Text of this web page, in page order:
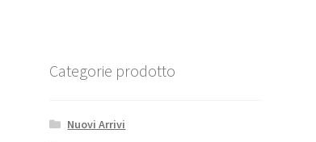
Categorie prodotto
Nuovi Arrivi